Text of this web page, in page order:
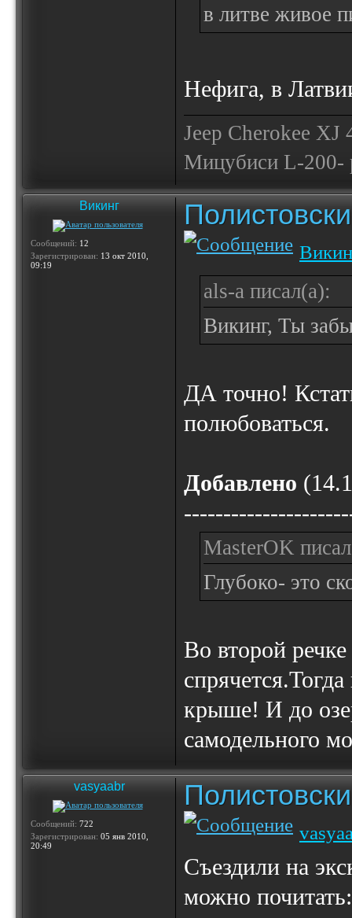
в литве живое
Нефига, в
Jeep Cherokee
Мицубиси L-200-
Викинг
Сообщений: 12
Зарегистрирован: 13 окт 2010,
09:19
als-a писал(а):
Викинг, Ты
ДА точно!
полюбоваться.
Добавлено
MasterOK
Глубоко- это
Во второй
крыше! И до
самодельного
vasyaabr
Сообщений: 722
Зарегистрирован: 05 янв 2010,
20:49
Съездили на
можно